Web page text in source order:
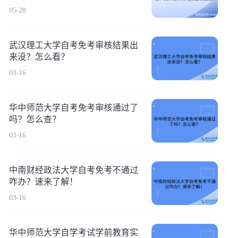
05-28
武汉理工大学自考免考审核结果出
来没？怎么看？
03-16
华中师范大学自考免考审核通过了
吗？怎么查？
03-16
中南财经政法大学自考免考不通过
咋办？速来了解！
03-16
华中师范大学自学考试学前教育实